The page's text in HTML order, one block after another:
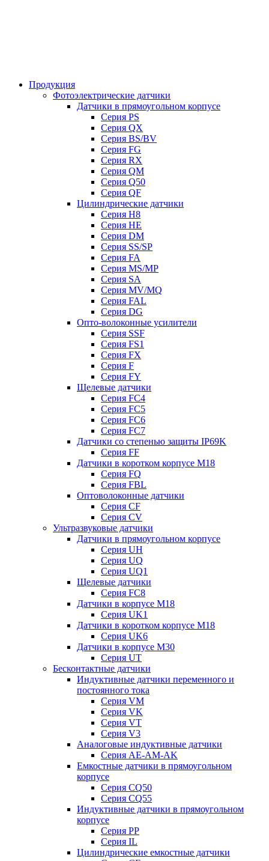
Продукция
Фотоэлектрические датчики
Датчики в прямоугольном корпусе
Серия PS
Серия QX
Серия BS/BV
Серия FG
Серия RX
Серия QM
Серия Q50
Серия QF
Цилиндрические датчики
Серия H8
Серия HE
Серия DM
Серия SS/SP
Серия FA
Серия MS/MP
Серия SA
Серия MV/MQ
Серия FAL
Серия DG
Опто-волоконные усилители
Серия SSF
Серия FS1
Серия FX
Серия F
Серия FY
Щелевые датчики
Серия FC4
Серия FC5
Серия FC6
Серия FC7
Датчики со степенью защиты IP69K
Серия FF
Датчики в коротком корпусе М18
Серия FQ
Серия FBL
Оптоволоконные датчики
Серия CF
Серия CV
Ультразвуковые датчики
Датчики в прямоугольном корпусе
Серия UH
Серия UQ
Серия UQ1
Щелевые датчики
Серия FC8
Датчики в корпусе М18
Серия UK1
Датчики в коротком корпусе М18
Серия UK6
Датчики в корпусе М30
Серия UT
Бесконтактные датчики
Индуктивные датчики переменного и
постоянного тока
Серия VM
Серия VK
Серия VT
Серия V3
Аналоговые индуктивные датчики
Серия AE-AM-AK
Емкостные датчики в прямоугольном
корпусе
Серия CQ50
Серия CQ55
Индуктивные датчики в прямоугольном
корпусе
Серия PP
Серия IL
Цилиндрические емкостные датчики